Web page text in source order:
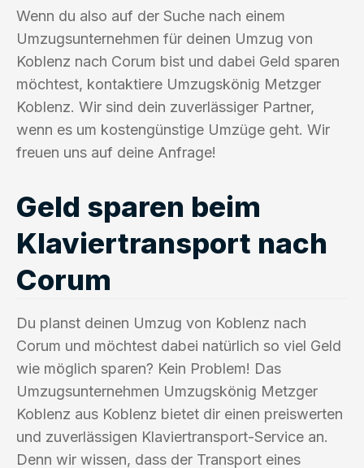
Wenn du also auf der Suche nach einem
Umzugsunternehmen für deinen Umzug von
Koblenz nach Corum bist und dabei Geld sparen
möchtest, kontaktiere Umzugskönig Metzger
Koblenz. Wir sind dein zuverlässiger Partner,
wenn es um kostengünstige Umzüge geht. Wir
freuen uns auf deine Anfrage!
Geld sparen beim
Klaviertransport nach
Corum
Du planst deinen Umzug von Koblenz nach
Corum und möchtest dabei natürlich so viel Geld
wie möglich sparen? Kein Problem! Das
Umzugsunternehmen Umzugskönig Metzger
Koblenz aus Koblenz bietet dir einen preiswerten
und zuverlässigen Klaviertransport-Service an.
Denn wir wissen, dass der Transport eines